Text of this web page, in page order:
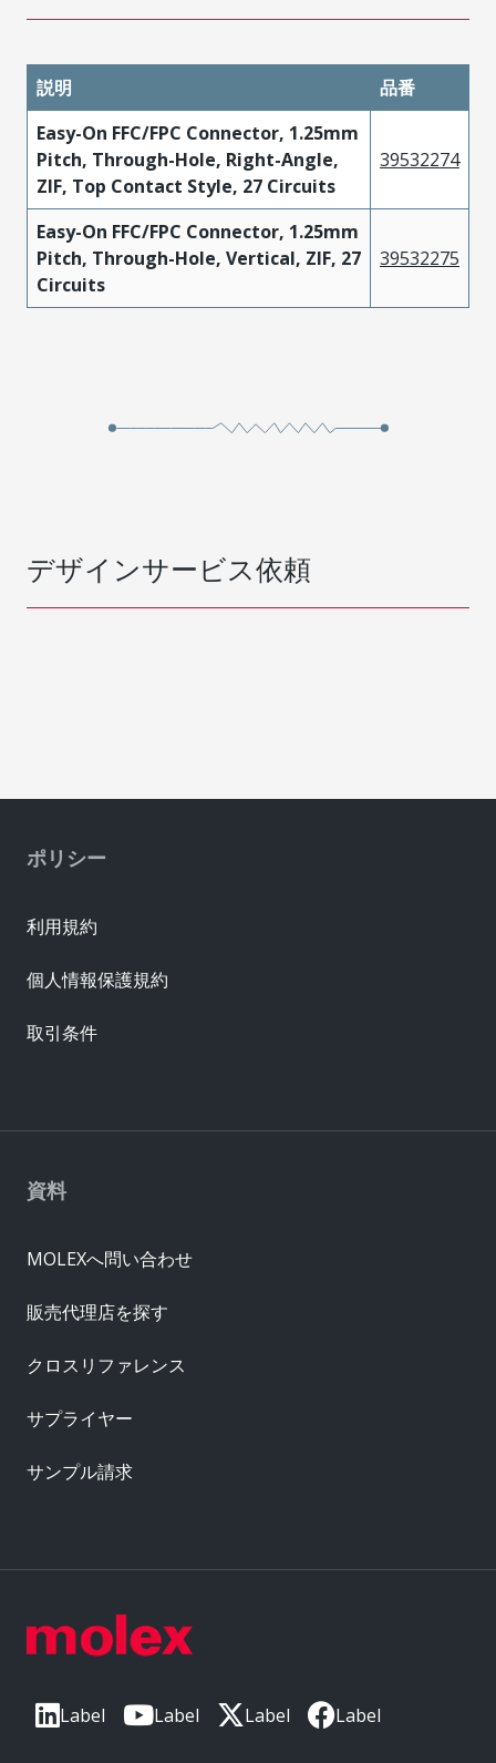
説明
品番
Easy-On FFC/FPC Connector, 1.25mm
Pitch, Through-Hole, Right-Angle,
ZIF, Top Contact Style, 27 Circuits
39532274
Easy-On FFC/FPC Connector, 1.25mm
Pitch, Through-Hole, Vertical, ZIF, 27
Circuits
39532275
デザインサービス依頼
Label Label Label Label
資料
MOLEXへ問い合わせ
販売代理店を探す
クロスリファレンス
サプライヤー
サンプル請求
ポリシー
利用規約
個人情報保護規約
取引条件